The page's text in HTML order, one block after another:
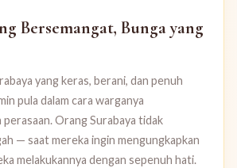
Bersemangat, Bunga yang
yang keras, berani, dan penuh
pula dalam cara warganya
Orang Surabaya tidak
— saat mereka ingin mengungkapkan
melakukannya dengan sepenuh hati.